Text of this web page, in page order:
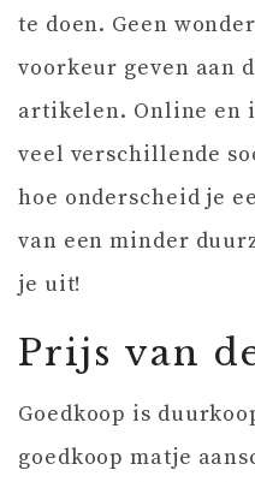
te doen. Geen
voorkeur geven aan
artikelen. Online en
veel verschillende
hoe onderscheid je
van een minder
je uit!
Prijs van
Goedkoop is
goedkoop matje